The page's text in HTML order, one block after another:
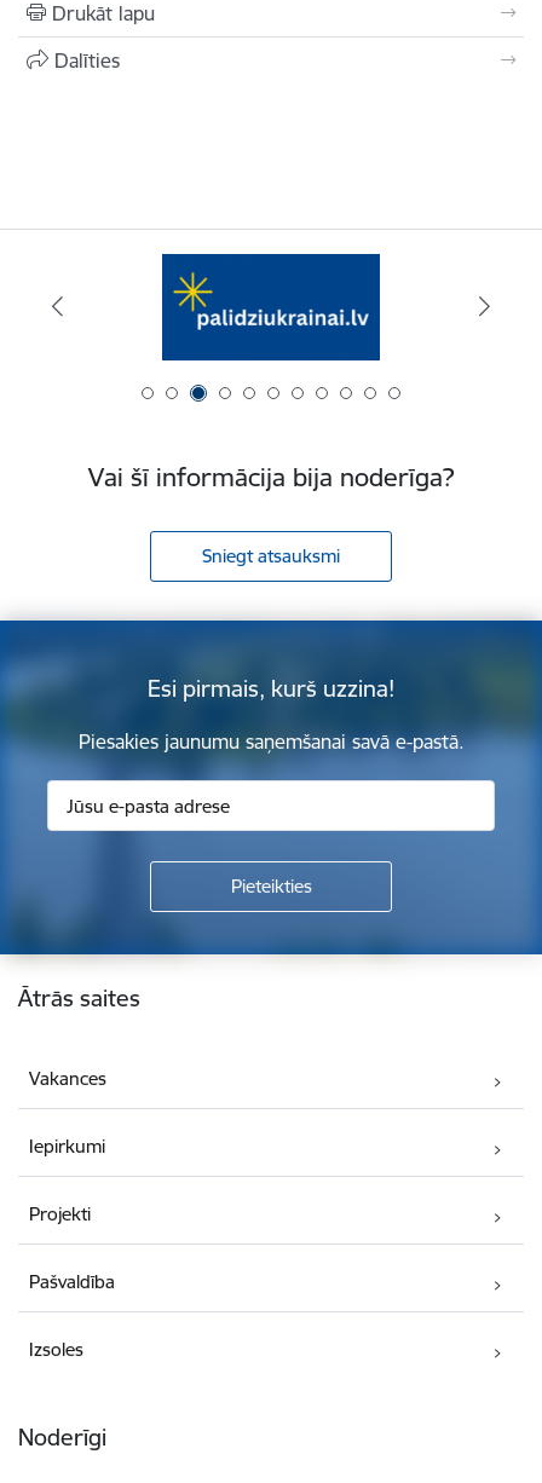
Drukāt lapu
Dalīties
Vai šī informācija bija noderīga?
Sniegt atsauksmi
Esi pirmais, kurš uzzina!
Piesakies jaunumu saņemšanai savā e-pastā.
Kājene
Ātrās saites
Vakances
Iepirkumi
Projekti
Pašvaldība
Izsoles
Noderīgi